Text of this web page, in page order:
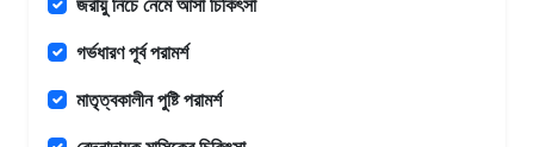
গর্ভধারণ পূর্ব পরামর্শ
মাতৃত্বকালীন পুষ্টি পরামর্শ